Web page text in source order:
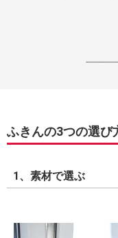
ふきんの3つの選び
1、素材で選ぶ